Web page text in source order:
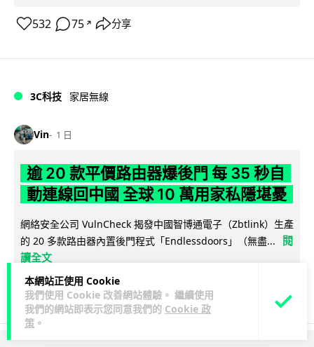
本網站正使用 Cookie
我們使用 Cookie 改善網站體驗。 繼續使用
我們的網站即表示您同意我們的 Cookie 政
策 。
532 75 ↗ 分享
3C科技 家居無線
Vin 1 日
逾 20 款平價路由器爆後門 每 35 秒自
動連線回中國 全球 10 萬用家私隱堪憂
網絡安全公司 VulnCheck 揭發中國智博通電子（Zbtlink）生產
的 20 多款路由器內置後門程式「Endlessdoors」（無盡...
閱
讀全文
964 221 分享